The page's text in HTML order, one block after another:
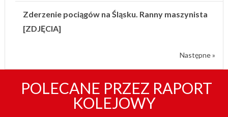
Zderzenie pociągów na Śląsku. Ranny maszynista
[ZDJĘCIA]
Następne »
POLECANE PRZEZ RAPORT
KOLEJOWY